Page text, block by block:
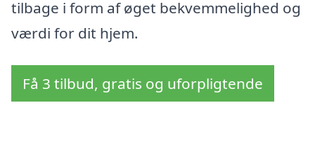
tilbage i form af øget bekvemmelighed og
værdi for dit hjem.
Få 3 tilbud, gratis og uforpligtende